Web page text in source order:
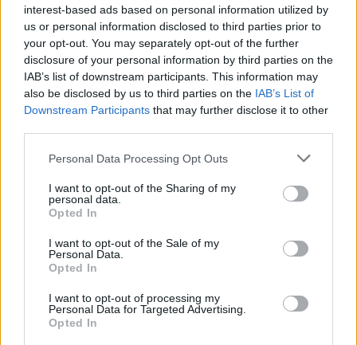
interest-based ads based on personal information utilized by
us or personal information disclosed to third parties prior to
your opt-out. You may separately opt-out of the further
disclosure of your personal information by third parties on the
IAB’s list of downstream participants. This information may
also be disclosed by us to third parties on the IAB’s List of
Downstream Participants that may further disclose it to other
Personal Data Processing Opt Outs
I want to opt-out of the Sharing of my
personal data.
Opted In
I want to opt-out of the Sale of my
Personal Data.
Opted In
I want to opt-out of processing my
Personal Data for Targeted Advertising.
Opted In